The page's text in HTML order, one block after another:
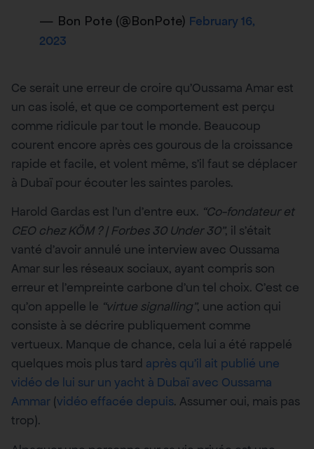
— Bon Pote (@BonPote) February 16,
2023
Ce serait une erreur de croire qu’Oussama Amar est
un cas isolé, et que ce comportement est perçu
comme ridicule par tout le monde. Beaucoup
courent encore après ces gourous de la croissance
rapide et facile, et volent même, s’il faut se déplacer
à Dubaï pour écouter les saintes paroles.
Harold Gardas est l’un d’entre eux. “Co-fondateur et
CEO chez KÖM ? | Forbes 30 Under 30”, il s’était
vanté d’avoir annulé une interview avec Oussama
Amar sur les réseaux sociaux, ayant compris son
erreur et l’empreinte carbone d’un tel choix. C’est ce
qu’on appelle le “virtue signalling”, une action qui
consiste à se décrire publiquement comme
vertueux. Manque de chance, cela lui a été rappelé
quelques mois plus tard après qu’il ait publié une
vidéo de lui sur un yacht à Dubaï avec Oussama
Ammar (vidéo effacée depuis. Assumer oui, mais pas
trop).